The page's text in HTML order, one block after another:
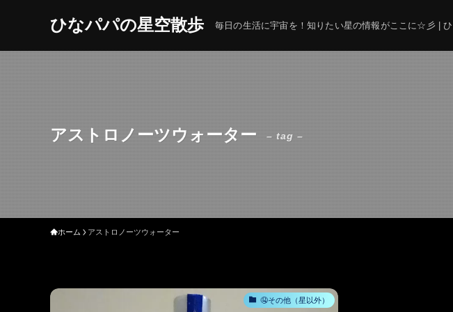
ひなパパの星空散歩 毎日の生活に宇宙を！知りたい星の情報がここに☆彡 |
アストロノーツウォーター – tag –
ホーム アストロノーツウォーター
🤤その他（星以外）